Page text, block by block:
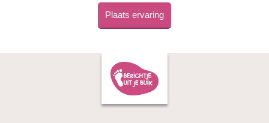
de heftige rugpijn boven in en is nu 39.2 gezakt naar
beneden. Nog maar 5 dagen te "
Plaats ervaring